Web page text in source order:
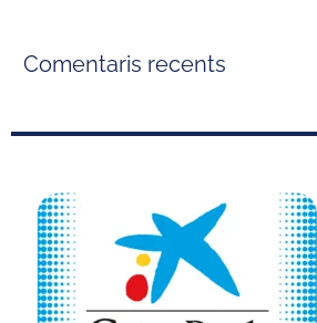
Comentaris recents